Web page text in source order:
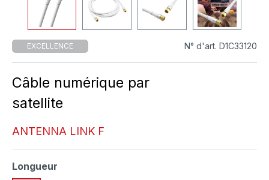
EXCELLENCE N° d'art. D1C33120
Câble numérique par
satellite
ANTENNA LINK F
Sélectionnez
Longueur